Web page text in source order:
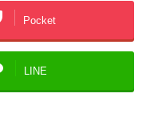
Pocket
LINE